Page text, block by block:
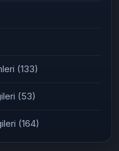
(133)
(53)
(164)